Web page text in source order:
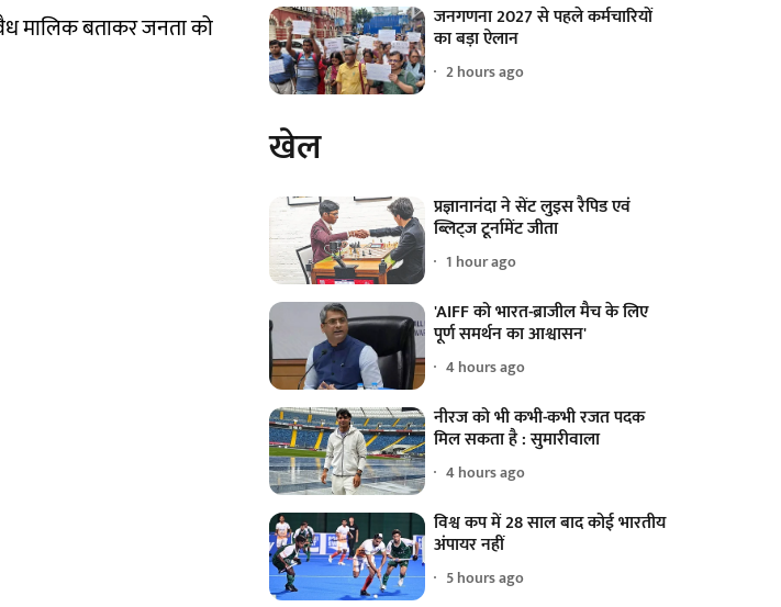
मालिक बताकर जनता को
जनगणना 2027 से पहले कर्मचारियों
का बड़ा ऐलान
2 hours ago
खेल
प्रज्ञानानंदा ने सेंट लुइस रैपिड एवं
ब्लिट्ज टूर्नामेंट जीता
1 hour ago
'AIFF को भारत-ब्राजील मैच के लिए
पूर्ण समर्थन का आश्वासन'
4 hours ago
नीरज को भी कभी-कभी रजत पदक
मिल सकता है : सुमारीवाला
4 hours ago
विश्व कप में 28 साल बाद कोई भारतीय
अंपायर नहीं
5 hours ago